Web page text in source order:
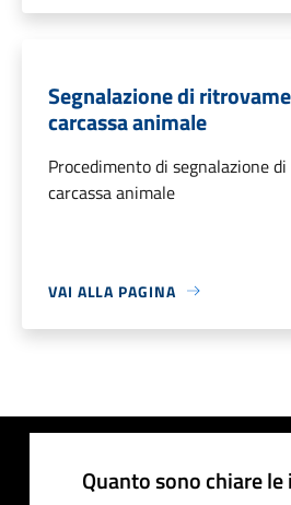
Segnalazione di
carcassa animale
Procedimento di segnalazione
carcassa animale
VAI ALLA PAGINA
Quanto sono chiare